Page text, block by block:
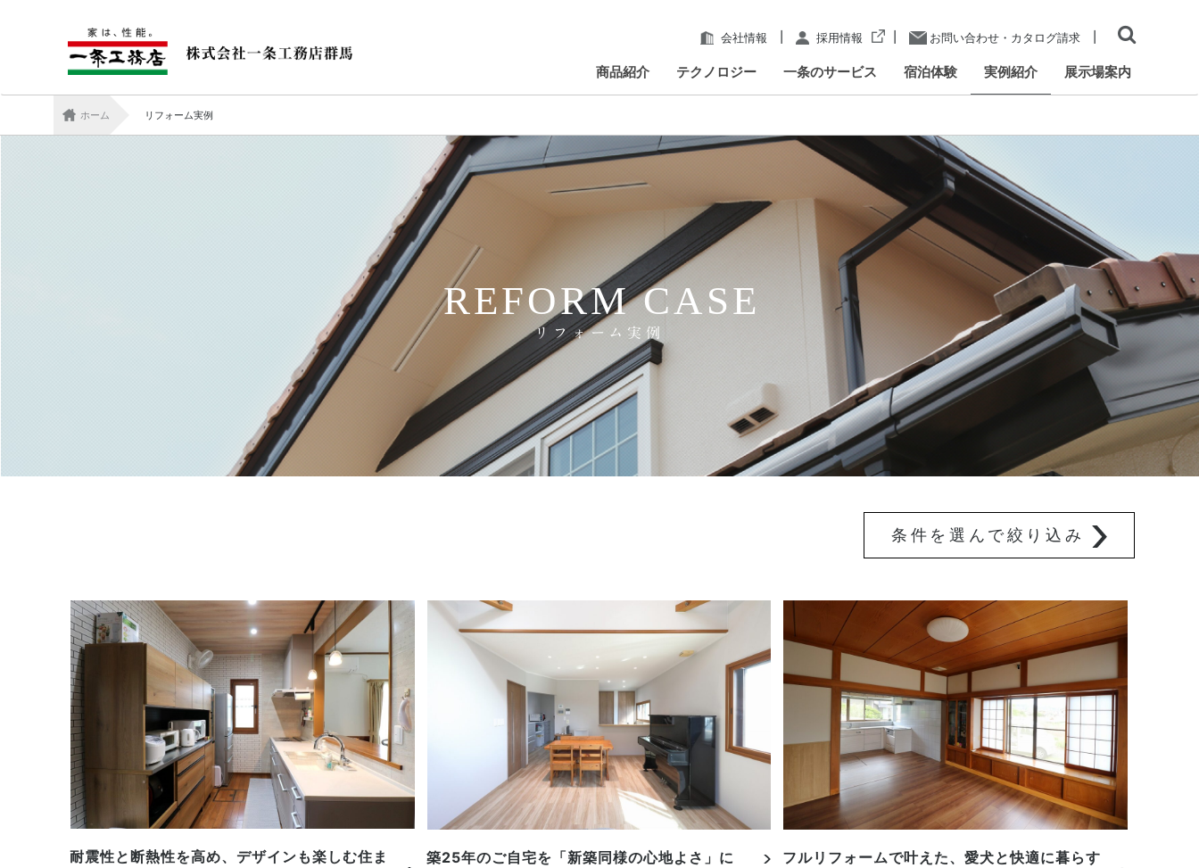
会社情報 採用情報 お問い合わせ・カタログ請求
商品紹介 テクノロジー 一条のサービス 宿泊体験 実例紹介 展示場案内
ホーム リフォーム実例
REFORM CASE
リフォーム実例
条件を選んで絞り込み
耐震性と断熱性を高め、デザインも楽しむ住ま
築25年のご自宅を「新築同様の心地よさ」に
フルリフォームで叶えた、愛犬と快適に暮らす